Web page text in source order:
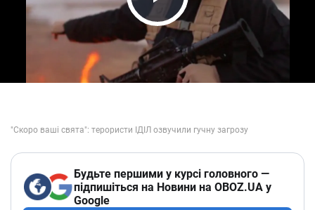
Play Video
Будьте першими у курсі головного —
підпишіться на Новини на OBOZ.UA у
Google